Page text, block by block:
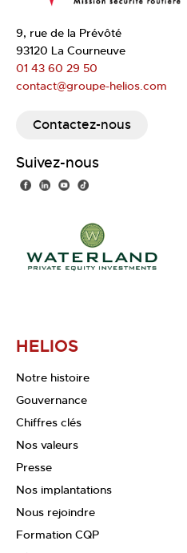
9, rue de la Prévôté
93120 La Courneuve
01 43 60 29 50
contact@groupe-helios.com
Contactez-nous
Suivez-nous
HELIOS
Notre histoire
Gouvernance
Chiffres clés
Nos valeurs
Presse
Nos implantations
Nous rejoindre
Formation CQP